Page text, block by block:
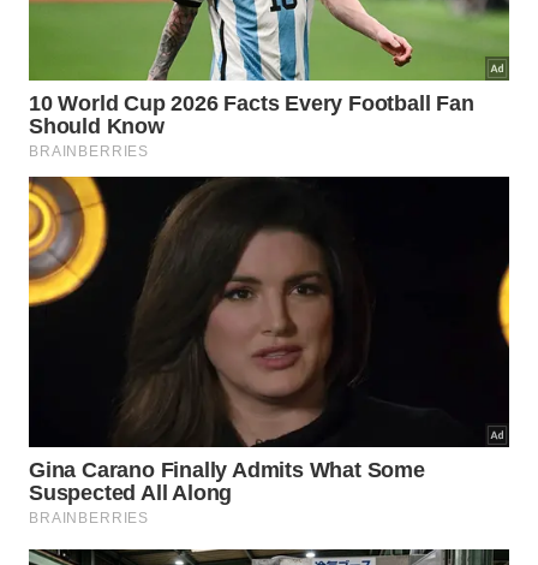
nos estudos?
Estudar com eficiência requer mais do que acumular
horas seguidas de leitura exaustiva. A mente
humana processa melhor as informações quando o
cronograma adota intervalos estratégicos regulares.
Adotar o método dos passos miúdos garante uma
evolução intelectual contínua ealtamente
sustentável a longo
prazo